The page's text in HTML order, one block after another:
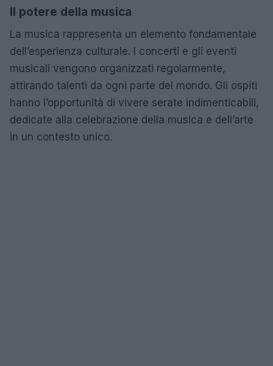
Il potere della musica
La musica rappresenta un elemento fondamentale
dell’esperienza culturale. I concerti e gli eventi
musicali vengono organizzati regolarmente,
attirando talenti da ogni parte del mondo. Gli ospiti
hanno l’opportunità di vivere serate indimenticabili,
dedicate alla celebrazione della musica e dell’arte
in un contesto unico.